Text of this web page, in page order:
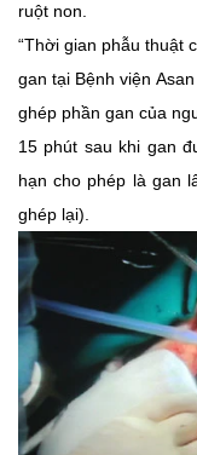
ruột non.
“Thời gian phẫu thuật
gan tại Bệnh viện
ghép phần gan của
15 phút sau khi gan
hạn cho phép là gan
ghép lại).